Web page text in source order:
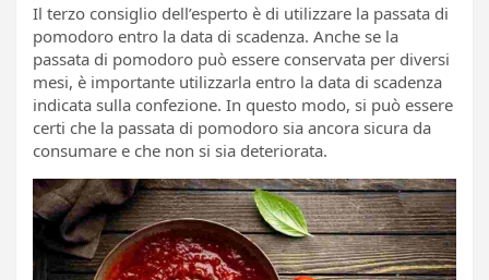
Il terzo consiglio dell’esperto è di utilizzare la passata di
pomodoro entro la data di scadenza. Anche se la
passata di pomodoro può essere conservata per diversi
mesi, è importante utilizzarla entro la data di scadenza
indicata sulla confezione. In questo modo, si può essere
certi che la passata di pomodoro sia ancora sicura da
consumare e che non si sia deteriorata.